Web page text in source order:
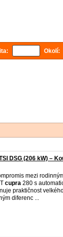
Okolí:
DSG (206 kW) –
mezi
cupra 280 s
praktičnost
diferenc ...